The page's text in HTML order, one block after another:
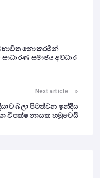
නොකරමින්
සමාජය අවධාර
Next article
බලා පිටත්වන ඉන්දීය
විපක්ෂ නායක හමුවෙයි